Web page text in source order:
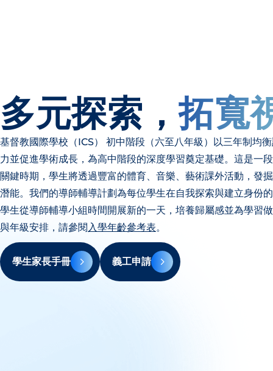
多元探索，拓寬
基督教國際學校（ICS） 初中階段（六至八年級）以三年制均
力並促進學術成長，為高中階段的深度學習奠定基礎。這是一
關鍵時期，學生將透過豐富的體育、音樂、藝術課外活動，發
潛能。我們的導師輔導計劃為每位學生在自我探索與建立身份
學生從導師輔導小組時間開展新的一天，培養歸屬感並為學習
與年級安排，請參閱入學年齡參考表。
學生家長手冊 義工申請